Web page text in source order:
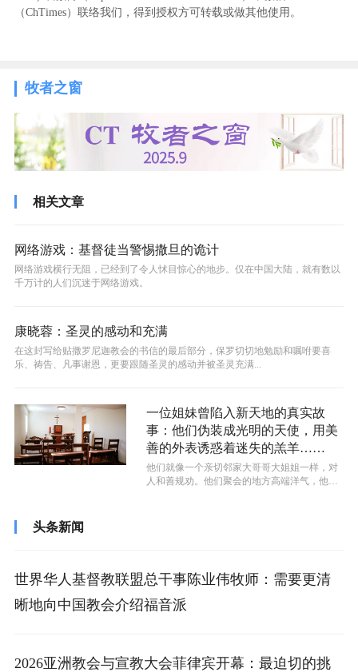
（ChTimes）联络我们，得到授权方可转载或做其他使用。
牧者之窗
相关文章
网络游戏：基督徒当警惕撒旦的诡计
网络游戏横行无阻，已经到了令人怵目惊心的地步。仅在中国大陆，就有数以
千万计的人们沉迷于网络游戏。
康晓蓉：圣灵的感动和充满
在这封写给贴撒罗尼迦教会的书信的最后部分，保罗切切地勉励和嘱咐要喜
乐、祷告、凡事谢恩，更要跟随圣灵的感动并被圣灵充满...
一位姐妹曾陷入新天地的真实故
事：他们伪装成光明的天使，用美
善的外表诱惑着迷失的羔羊……
他们就像一个亲切邻家大哥哥大姐姐一样，对
人和善规劝。他们聚会的地方高端洋气，他们
头条新闻
世界华人基督教联盟总干事陈业伟牧师：需要更清
晰地向中国教会介绍福音派
2026亚洲教会与宣教大会菲律宾开幕：最迫切的挑